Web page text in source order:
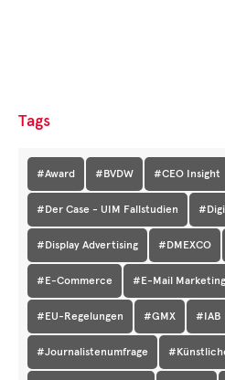
Tags
#Award #BVDW #CEO Insight
#Der Case - UIM Fallstudien
#Display Advertising #DMEXCO
#E-Commerce #E-Mail Marketing
#EU-Regelungen #GMX #IAB
#Journalistenumfrage